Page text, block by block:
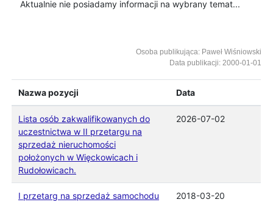
Aktualnie nie posiadamy informacji na wybrany temat...
Osoba publikująca: Paweł Wiśniowski
Data publikacji: 2000-01-01
Nazwa pozycji Data
Lista osób zakwalifikowanych do
uczestnictwa w II przetargu na
sprzedaż nieruchomości
położonych w Więckowicach i
Rudołowicach.
2026-07-02
I przetarg na sprzedaż samochodu
2018-03-20